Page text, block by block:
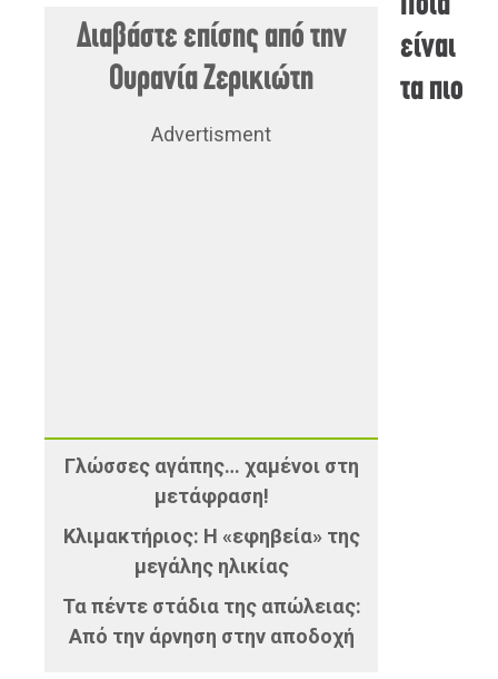
Διαβάστε επίσης από την
Ουρανία Ζερικιώτη
Advertisment
Γλώσσες αγάπης… χαμένοι στη
μετάφραση!
Κλιμακτήριος: Η «εφηβεία» της
μεγάλης ηλικίας
Τα πέντε στάδια της απώλειας:
Από την άρνηση στην αποδοχή
είναι
τα πιο